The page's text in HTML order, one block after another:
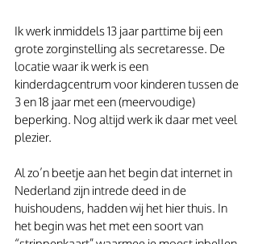
Ik werk inmiddels 13 jaar parttime bij een
grote zorginstelling als secretaresse. De
locatie waar ik werk is een
kinderdagcentrum voor kinderen tussen de
3 en 18 jaar met een (meervoudige)
beperking. Nog altijd werk ik daar met veel
plezier.
Al zo’n beetje aan het begin dat internet in
Nederland zijn intrede deed in de
huishoudens, hadden wij het hier thuis. In
het begin was het met een soort van